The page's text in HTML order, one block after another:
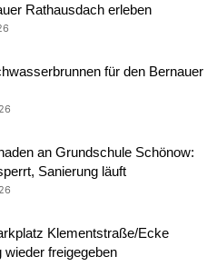
Rathausdach erleben
für den Bernauer
an Grundschule Schönow:
Sanierung läuft
Klementstraße/Ecke
wieder freigegeben